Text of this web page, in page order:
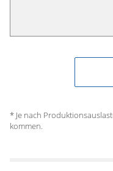
* Je nach
kommen.